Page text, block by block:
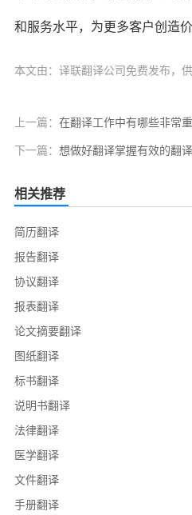
和服务水平，为更多客户创造价
本文由：译联翻译公司免费发布，
上一篇： 在翻译工作中有哪些非常
下一篇： 想做好翻译掌握有效的翻
相关推荐
简历翻译
报告翻译
协议翻译
报表翻译
论文摘要翻译
图纸翻译
标书翻译
说明书翻译
法律翻译
医学翻译
文件翻译
手册翻译